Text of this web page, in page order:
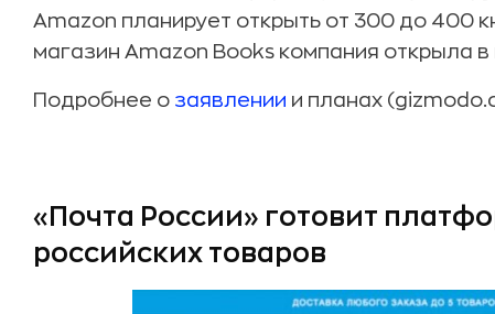
Amazon планирует открыть от 300 до 400
магазин Amazon Books компания открыла
Подробнее о заявлении и планах
«Почта России» готовит
российских товаров